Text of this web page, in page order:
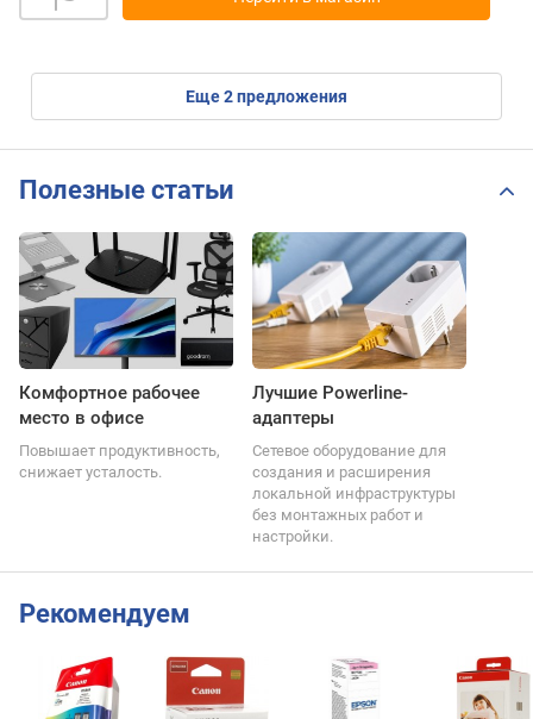
eще2предложения
Полезные статьи
Комфортное рабочее
место в офисе
Повышает продуктивность,
снижает усталость.
Лучшие Powerline-
адаптеры
Сетевое оборудование для
создания и расширения
локальной инфраструктуры
без монтажных работ и
настройки.
Рекомендуем